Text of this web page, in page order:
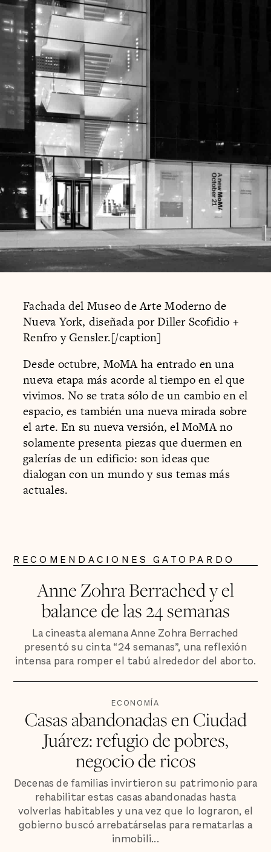
Fachada del Museo de Arte Moderno de
Nueva York, diseñada por Diller Scofidio +
Renfro y Gensler.[/caption]
Desde octubre, MoMA ha entrado en una
nueva etapa más acorde al tiempo en el que
vivimos. No se trata sólo de un cambio en el
espacio, es también una nueva mirada sobre
el arte. En su nueva versión, el MoMA no
solamente presenta piezas que duermen en
galerías de un edificio: son ideas que
dialogan con un mundo y sus temas más
actuales.
RECOMENDACIONES GATOPARDO
Anne Zohra Berrached y el
balance de las 24 semanas
La cineasta alemana Anne Zohra Berrached
presentó su cinta “24 semanas”, una reflexión
intensa para romper el tabú alrededor del aborto.
ECONOMÍA
Casas abandonadas en Ciudad
Juárez: refugio de pobres,
negocio de ricos
Decenas de familias invirtieron su patrimonio para
rehabilitar estas casas abandonadas hasta
volverlas habitables y una vez que lo lograron, el
gobierno buscó arrebatárselas para rematarlas a
inmobili...